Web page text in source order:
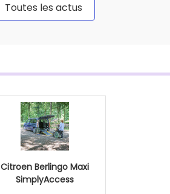
Toutes les actus
Citroen Berlingo Maxi
SimplyAccess